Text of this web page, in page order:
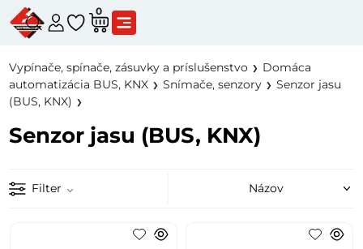
0
Vypínače, spínače, zásuvky a príslušenstvo
Domáca
automatizácia BUS, KNX
Snímače, senzory
Senzor jasu
(BUS, KNX)
Senzor jasu (BUS, KNX)
Filter